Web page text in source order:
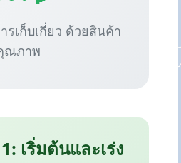
รเก็บเกี่ยว ด้วยสินค้า
ณภาพ
เริ่มต้นและเร่ง